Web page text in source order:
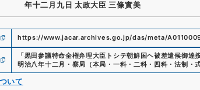
年十二月九日 太政大臣 三條實美
https://www.jacar.archives.go.jp/das/meta/
「黒田参議特命全権弁理大臣トシテ朝鮮国ヘ被差遣候御達
明治八年十二月・察局（本局・一科・二科・四科・法制・
いて